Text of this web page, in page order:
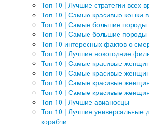
Топ 10 | Лучшие стратегии всех
Топ 10 | Самые красивые кошки
Топ 10 | Самые большие породы
Топ 10 | Самые большие породы
Топ 10 интересных фактов о
Топ 10 | Лучшие новогодние
Топ 10 | Самые красивые
Топ 10 | Самые красивые
Топ 10 | Самые красивые
Топ 10 | Самые красивые
Топ 10 | Лучшие авианосцы
Топ 10 | Лучшие универсальные
корабли